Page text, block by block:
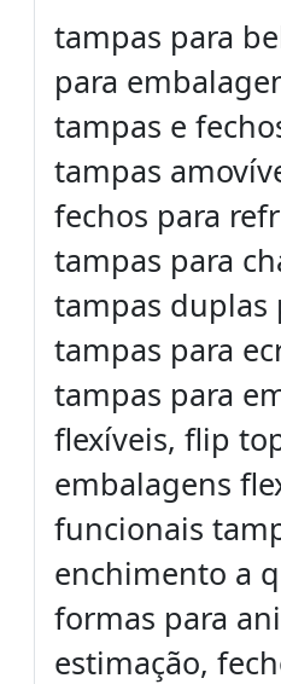
tampas para
para
tampas e
tampas
fechos para
tampas para
tampas duplas
tampas para
tampas para
flexíveis, flip
embalagens
funcionais
enchimento a
formas para
estimação,